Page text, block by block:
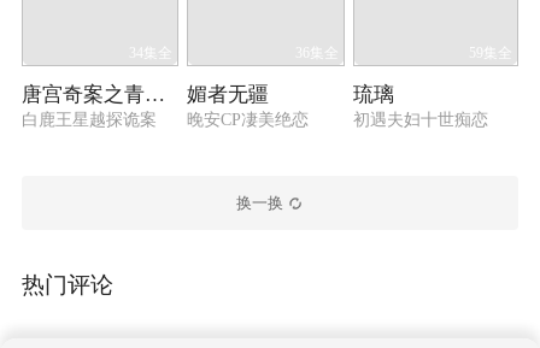
34集全
唐宫奇案之青雾风鸣
白鹿王星越探诡案
36集全
媚者无疆
晚安CP凄美绝恋
59集全
琉璃
初遇夫妇十世痴恋
换一换
热门评论